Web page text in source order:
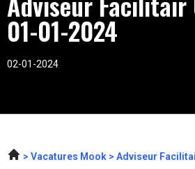
01-01-2024
02-01-2024
Vacatures Mook Adviseur